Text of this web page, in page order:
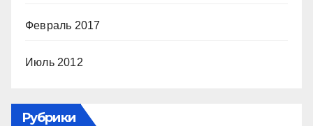
Февраль 2017
Июль 2012
Рубрики